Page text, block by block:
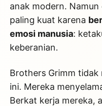
anak modern.
paling kuat karena
emosi manusia:
keberanian.
Brothers Grimm
ini. Mereka
Berkat kerja mereka,